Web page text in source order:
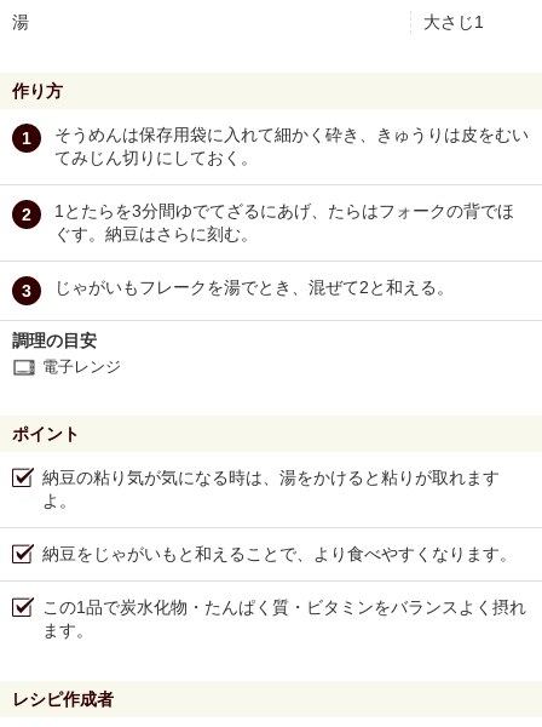
湯 大さじ1
作り方
そうめんは保存用袋に入れて細かく砕き、きゅうりは皮をむい
てみじん切りにしておく。
1とたらを3分間ゆでてざるにあげ、たらはフォークの背でほ
ぐす。納豆はさらに刻む。
じゃがいもフレークを湯でとき、混ぜて2と和える。
調理の目安
電子レンジ
ポイント
納豆の粘り気が気になる時は、湯をかけると粘りが取れます
よ。
納豆をじゃがいもと和えることで、より食べやすくなります。
この1品で炭水化物・たんぱく質・ビタミンをバランスよく摂れ
ます。
レシピ作成者